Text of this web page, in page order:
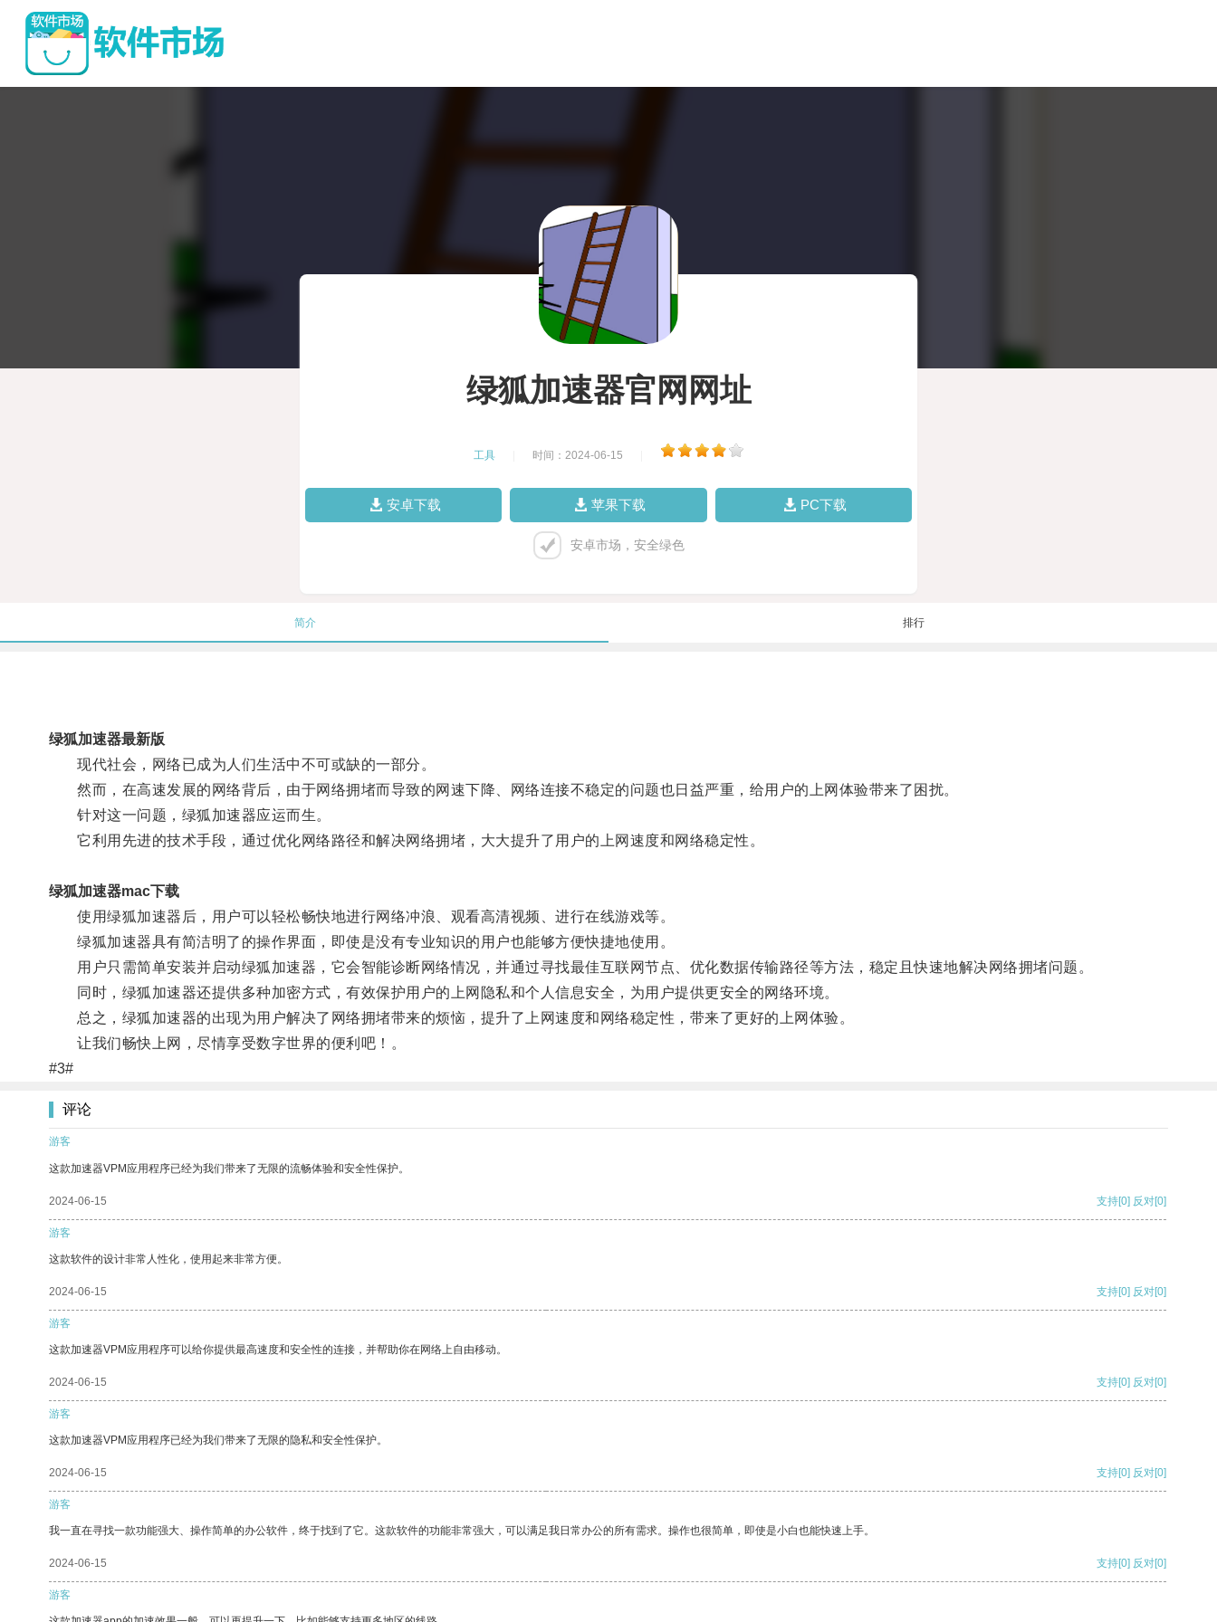
绿狐加速器官网网址
工具 时间：2024-06-15
安卓下载 苹果下载 PC下载
安卓市场，安全绿色
简介 排行
绿狐加速器最新版
现代社会，网络已成为人们生活中不可或缺的一部分。
然而，在高速发展的网络背后，由于网络拥堵而导致的网速下降、网络连接不稳定的问题也日益严重，给用户的上网体验带来了困扰。
针对这一问题，绿狐加速器应运而生。
它利用先进的技术手段，通过优化网络路径和解决网络拥堵，大大提升了用户的上网速度和网络稳定性。
绿狐加速器mac下载
使用绿狐加速器后，用户可以轻松畅快地进行网络冲浪、观看高清视频、进行在线游戏等。
绿狐加速器具有简洁明了的操作界面，即使是没有专业知识的用户也能够方便快捷地使用。
用户只需简单安装并启动绿狐加速器，它会智能诊断网络情况，并通过寻找最佳互联网节点、优化数据传输路径等方法，稳定且快速地解决网络拥堵问题。
同时，绿狐加速器还提供多种加密方式，有效保护用户的上网隐私和个人信息安全，为用户提供更安全的网络环境。
总之，绿狐加速器的出现为用户解决了网络拥堵带来的烦恼，提升了上网速度和网络稳定性，带来了更好的上网体验。
让我们畅快上网，尽情享受数字世界的便利吧！。
#3#
评论
游客
这款加速器VPM应用程序已经为我们带来了无限的流畅体验和安全性保护。
2024-06-15 支持[0] 反对[0]
游客
这款软件的设计非常人性化，使用起来非常方便。
2024-06-15 支持[0] 反对[0]
游客
这款加速器VPM应用程序可以给你提供最高速度和安全性的连接，并帮助你在网络上自由移动。
2024-06-15 支持[0] 反对[0]
游客
这款加速器VPM应用程序已经为我们带来了无限的隐私和安全性保护。
2024-06-15 支持[0] 反对[0]
游客
我一直在寻找一款功能强大、操作简单的办公软件，终于找到了它。这款软件的功能非常强大，可以满足我日常办公的所有需求。操作也很简单，即使是小白也能快速上手。
2024-06-15 支持[0] 反对[0]
游客